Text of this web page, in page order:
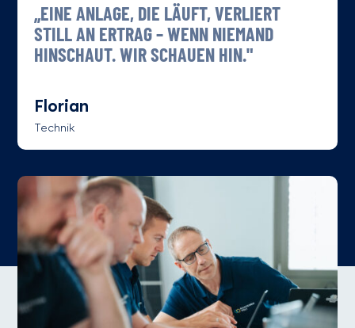
Florian
Technik
„EINE ANLAGE, DIE LÄUFT, VERLIERT
STILL AN ERTRAG – WENN NIEMAND
HINSCHAUT. WIR SCHAUEN HIN."